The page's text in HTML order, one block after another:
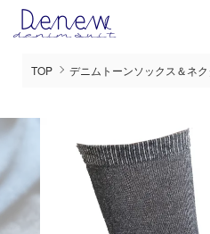
TOP デニムトーンソックス＆ネク